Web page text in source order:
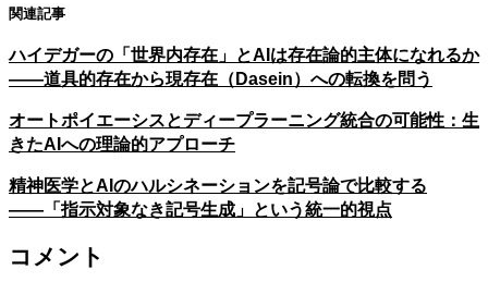
関連記事
ハイデガーの「世界内存在」とAIは存在論的主体になれるか
――道具的存在から現存在（Dasein）への転換を問う
オートポイエーシスとディープラーニング統合の可能性：生
きたAIへの理論的アプローチ
精神医学とAIのハルシネーションを記号論で比較する
――「指示対象なき記号生成」という統一的視点
コメント